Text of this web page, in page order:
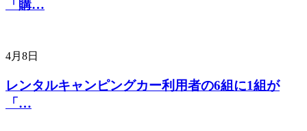
「購…
4月8日
レンタルキャンピングカー利用者の6組に1組が
「…